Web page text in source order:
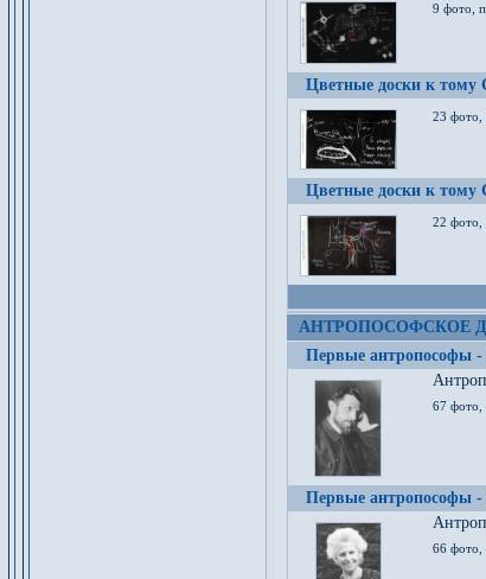
9 фото,
Цветные доски к тому
23 фото,
Цветные доски к тому
22 фото,
АНТРОПОСОФСКОЕ
Первые антропософы -
67 фото,
Первые антропософы -
66 фото,